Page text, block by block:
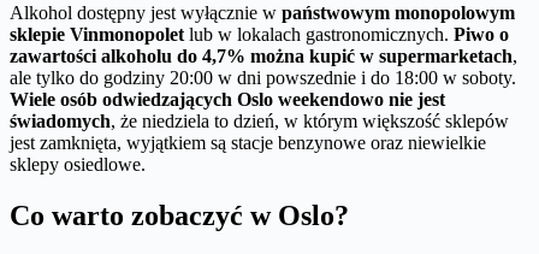
Alkohol dostępny jest wyłącznie w państwowym monopolowym
sklepie Vinmonopolet lub w lokalach gastronomicznych. Piwo o
zawartości alkoholu do 4,7% można kupić w supermarketach,
ale tylko do godziny 20:00 w dni powszednie i do 18:00 w soboty.
Wiele osób odwiedzających Oslo weekendowo nie jest
świadomych, że niedziela to dzień, w którym większość sklepów
jest zamknięta, wyjątkiem są stacje benzynowe oraz niewielkie
sklepy osiedlowe.
Co warto zobaczyć w Oslo?